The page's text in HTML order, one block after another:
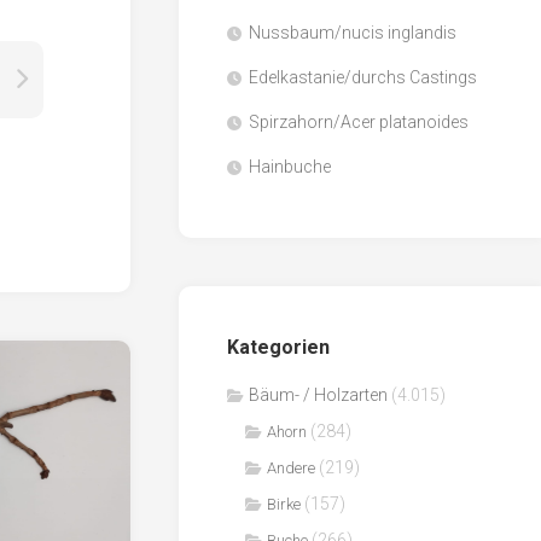
Sägenebenprodukte
Nussbaum/nucis inglandis
Edelkastanie/durchs Castings
Spirzahorn/Acer platanoides
Hainbuche
Kategorien
Bäum- / Holzarten (4.015)
Ahorn (284)
Andere (219)
Birke (157)